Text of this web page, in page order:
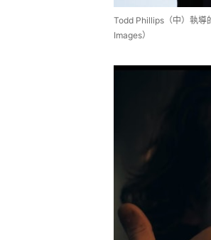
Todd Phillips（中）執導
Images）